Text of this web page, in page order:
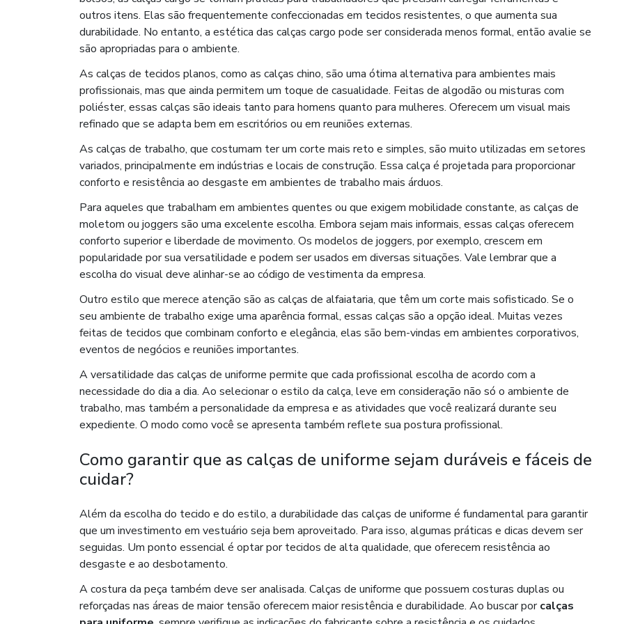
outros itens. Elas são frequentemente confeccionadas em tecidos resistentes, o que aumenta sua
durabilidade. No entanto, a estética das calças cargo pode ser considerada menos formal, então avalie se
são apropriadas para o ambiente.
As calças de tecidos planos, como as calças chino, são uma ótima alternativa para ambientes mais
profissionais, mas que ainda permitem um toque de casualidade. Feitas de algodão ou misturas com
poliéster, essas calças são ideais tanto para homens quanto para mulheres. Oferecem um visual mais
refinado que se adapta bem em escritórios ou em reuniões externas.
As calças de trabalho, que costumam ter um corte mais reto e simples, são muito utilizadas em setores
variados, principalmente em indústrias e locais de construção. Essa calça é projetada para proporcionar
conforto e resistência ao desgaste em ambientes de trabalho mais árduos.
Para aqueles que trabalham em ambientes quentes ou que exigem mobilidade constante, as calças de
moletom ou joggers são uma excelente escolha. Embora sejam mais informais, essas calças oferecem
conforto superior e liberdade de movimento. Os modelos de joggers, por exemplo, crescem em
popularidade por sua versatilidade e podem ser usados em diversas situações. Vale lembrar que a
escolha do visual deve alinhar-se ao código de vestimenta da empresa.
Outro estilo que merece atenção são as calças de alfaiataria, que têm um corte mais sofisticado. Se o
seu ambiente de trabalho exige uma aparência formal, essas calças são a opção ideal. Muitas vezes
feitas de tecidos que combinam conforto e elegância, elas são bem-vindas em ambientes corporativos,
eventos de negócios e reuniões importantes.
A versatilidade das calças de uniforme permite que cada profissional escolha de acordo com a
necessidade do dia a dia. Ao selecionar o estilo da calça, leve em consideração não só o ambiente de
trabalho, mas também a personalidade da empresa e as atividades que você realizará durante seu
expediente. O modo como você se apresenta também reflete sua postura profissional.
Como garantir que as calças de uniforme sejam duráveis e fáceis de
cuidar?
Além da escolha do tecido e do estilo, a durabilidade das calças de uniforme é fundamental para garantir
que um investimento em vestuário seja bem aproveitado. Para isso, algumas práticas e dicas devem ser
seguidas. Um ponto essencial é optar por tecidos de alta qualidade, que oferecem resistência ao
desgaste e ao desbotamento.
A costura da peça também deve ser analisada. Calças de uniforme que possuem costuras duplas ou
reforçadas nas áreas de maior tensão oferecem maior resistência e durabilidade. Ao buscar porcalças